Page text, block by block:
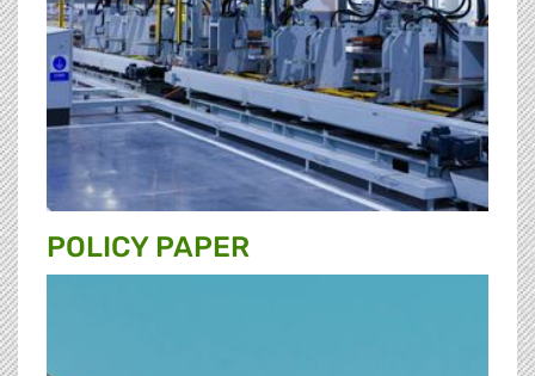
POLICY PAPER